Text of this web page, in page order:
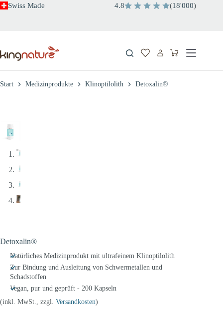
ZumSwiss Made 4.8 (18'000)
Warenkorb
Start Medizinprodukte Klinoptilolith Detoxalin®
Detoxalin®
Natürliches Medizinprodukt mit ultrafeinem Klinoptilolith
Zur Bindung und Ausleitung von Schwermetallen und
Schadstoffen
Vegan, pur und geprüft - 200 Kapseln
(inkl. MwSt., zzgl. Versandkosten)